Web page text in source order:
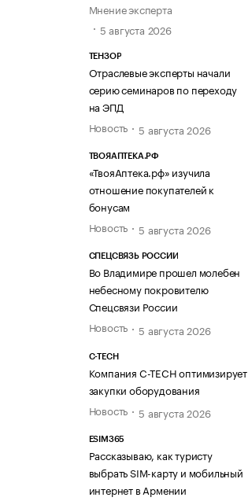
Мнение эксперта
5 августа 2026
ТЕНЗОР
Отраслевые эксперты начали
серию семинаров по переходу
на ЭПД
Новость
5 августа 2026
ТВОЯАПТЕКА.РФ
«ТвояАптека.рф» изучила
отношение покупателей к
бонусам
Новость
5 августа 2026
СПЕЦСВЯЗЬ РОССИИ
Во Владимире прошел молебен
небесному покровителю
Спецсвязи России
Новость
5 августа 2026
C-TECH
Компания C-TECH оптимизирует
закупки оборудования
Новость
5 августа 2026
ESIM365
Рассказываю, как туристу
выбрать SIM-карту и мобильный
интернет в Армении